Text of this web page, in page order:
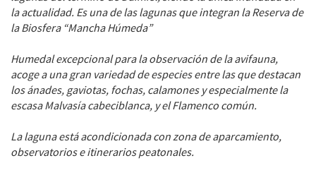
la actualidad. Es una de las lagunas que integran la Reserva de
la Biosfera “Mancha Húmeda”
Humedal excepcional para la observación de la avifauna,
acoge a una gran variedad de especies entre las que destacan
los ánades, gaviotas, fochas, calamones y especialmente la
escasa Malvasía cabeciblanca, y el Flamenco común.
La laguna está acondicionada con zona de aparcamiento,
observatorios e itinerarios peatonales.